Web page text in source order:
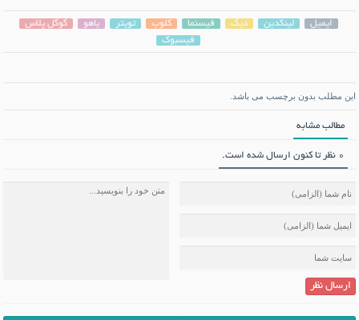
ایمیل لینکدین دیگ فیسنما کلوب تویتر یاهو
گوگل پلاس
فیسبوک
این مطلب بدون برچسب می باشد.
مطالب مشابه
0 نظر تا کنون ارسال شده است.
ارسال نظر